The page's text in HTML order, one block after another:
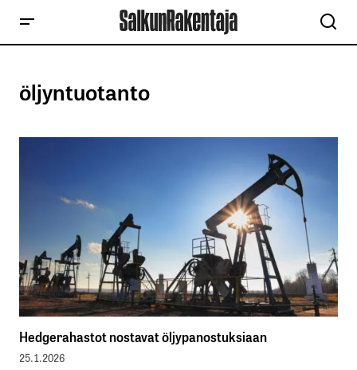
öljyntuotanto
Hedgerahastot nostavat öljypanostuksiaan
25.1.2026